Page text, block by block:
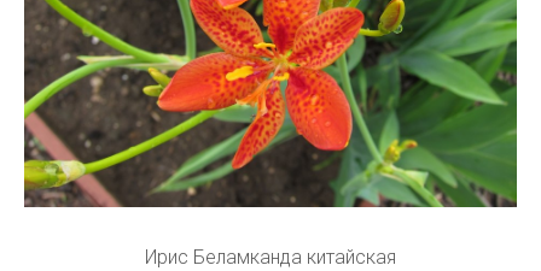
Ирис Беламканда китайская